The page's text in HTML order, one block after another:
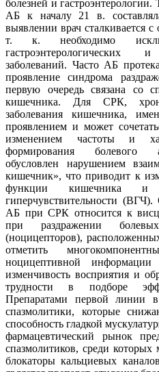
болезней и
АБ к началу 21 в.
выявлении врач сталкивается
т. к. необходимо
гастроэнтерологических и
заболеваний. Часто АБ
проявление синдрома
первую очередь связана со
кишечника. Для СРК,
заболевания кишечника,
проявлением и может
изменением частоты и
формирования болевого
обусловлен нарушением
кишечник», что приводит к
функции кишечника и
гиперчувствительности
АБ при СРК относится к
при раздражении
(ноцицепторов),
отметить
ноцицептивной
изменчивость восприятия и
трудности в подборе
Препаратами первой линии
спазмолитики, которые
способность гладкой
фармацевтический рынок
спазмолитиков, среди
блокаторы кальциевых